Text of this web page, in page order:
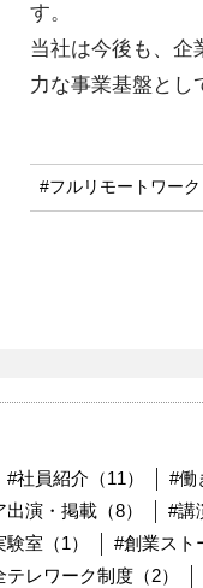
す。
当社は今後も、企
力な事業基盤とし
#フルリモートワーク
#社員紹介（11） #働
演・掲載（8） #講
室（1） #創業スト
テレワーク制度（2）